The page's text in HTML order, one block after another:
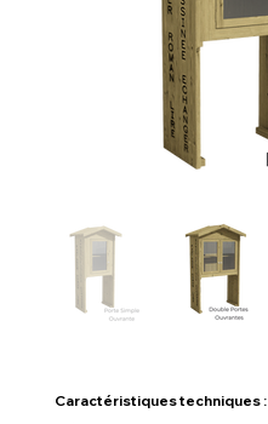
Caractéristiques techniques :